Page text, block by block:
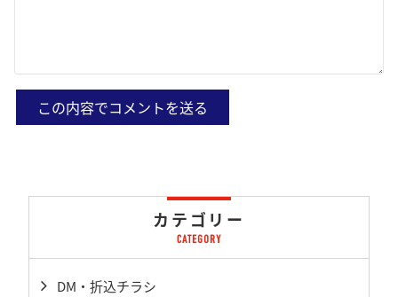
カテゴリー
DM・折込チラシ